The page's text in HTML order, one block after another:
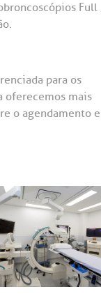
Full
para os
oferecemos mais
o agendamento